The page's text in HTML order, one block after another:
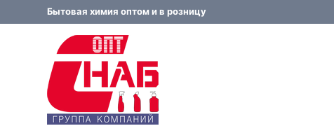
Бытовая химия оптом и в розницу